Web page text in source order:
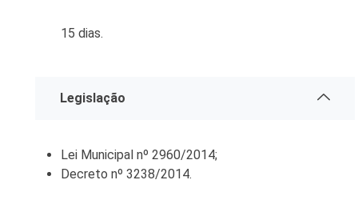
15 dias.
Legislação
Lei Municipal nº 2960/2014;
Decreto nº 3238/2014.